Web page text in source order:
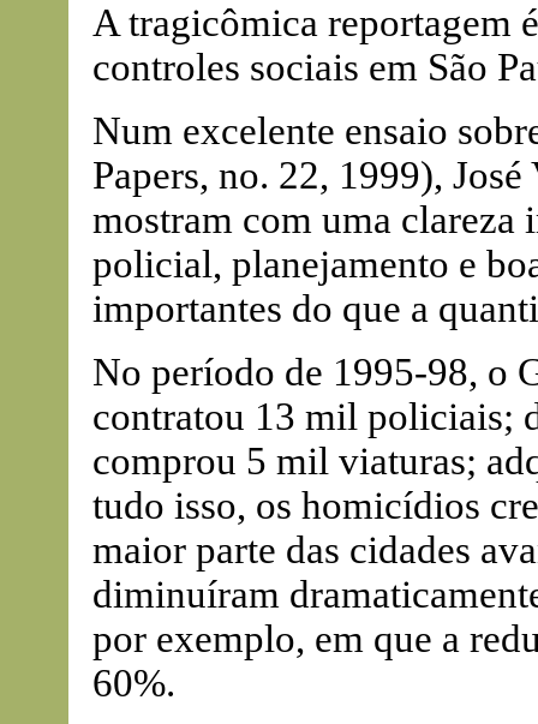
A tragicômica reportagem
controles sociais em São
Num excelente ensaio
Papers, no. 22, 1999),
mostram com uma clareza
policial, planejamento e
importantes do que a
No período de 1995-98, o
contratou 13 mil policiais;
comprou 5 mil viaturas;
tudo isso, os homicídios
maior parte das cidades
diminuíram
por exemplo, em que a
60%.